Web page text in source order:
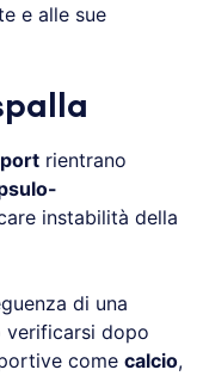
e alle sue
rientrano
instabilità della
di una
verificarsi dopo
come calcio,